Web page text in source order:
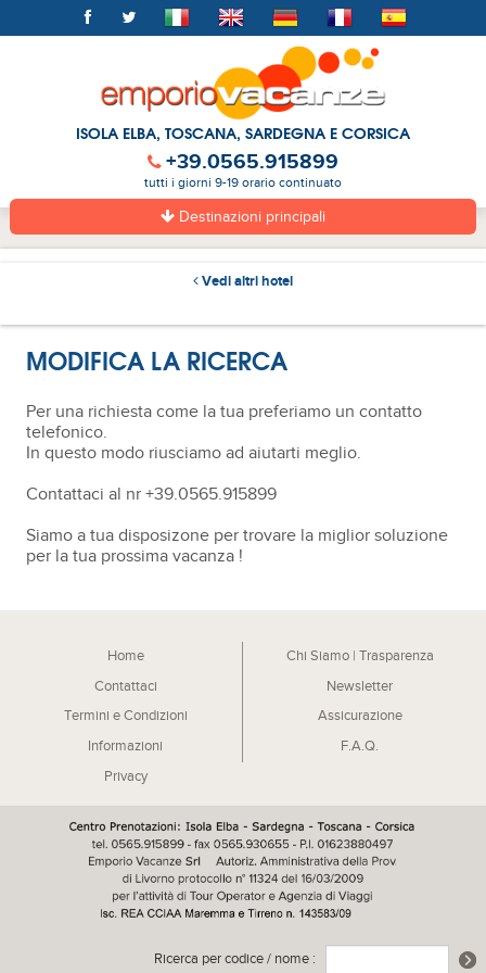
ISOLA ELBA, TOSCANA, SARDEGNA E CORSICA
+39.0565.915899
tutti i giorni 9-19 orario continuato
Destinazioni principali
Vedi altri hotel
MODIFICA LA RICERCA
Per una richiesta come la tua preferiamo un contatto
telefonico.
In questo modo riusciamo ad aiutarti meglio.
Contattaci al nr +39.0565.915899
Siamo a tua disposizone per trovare la miglior soluzione
per la tua prossima vacanza !
Home
Chi Siamo | Trasparenza
Contattaci
Newsletter
Termini e Condizioni
Assicurazione
Informazioni
F.A.Q.
Privacy
Ricerca per codice / nome :